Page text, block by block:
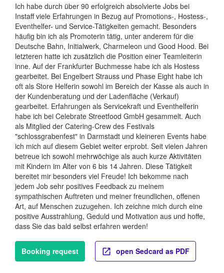
Ich habe durch über 90 erfolgreich absolvierte Jobs bei
Instaff viele Erfahrungen in Bezug auf Promotions-, Hostess-,
Eventhelfer- und Service-Tätigkeiten gemacht. Besonders
häufig bin ich als Promoterin tätig, unter anderem für die
Deutsche Bahn, Initialwerk, Charmeleon und Good Hood. Bei
letzteren hatte ich zusätzlich die Position einer Teamleiterin
inne. Auf der Frankfurter Buchmesse habe ich als Hostess
gearbeitet. Bei Engelbert Strauss und Phase Eight habe ich
oft als Store Helferin sowohl im Bereich der Kasse als auch in
der Kundenberatung und der Ladenfläche (Verkauf)
gearbeitet. Erfahrungen als Servicekraft und Eventhelferin
habe ich bei Celebrate Streetfood GmbH gesammelt. Auch
als Mitglied der Catering-Crew des Festivals
"schlossgrabenfest" in Darmstadt und kleineren Events habe
ich mich auf diesem Gebiet weiter erprobt. Seit vielen Jahren
betreue ich sowohl mehrwöchige als auch kurze Aktivitäten
mit Kindern im Alter von 6 bis 14 Jahren. Diese Tätigkeit
bereitet mir besonders viel Freude! Ich bekomme nach
jedem Job sehr positives Feedback zu meinem
sympathischen Auftreten und meiner freundlichen, offenen
Art, auf Menschen zuzugehen. Ich zeichne mich durch eine
positive Ausstrahlung, Geduld und Motivation aus und hoffe,
dass Sie das bald selbst erfahren werden!
Booking request open Sedcard as PDF